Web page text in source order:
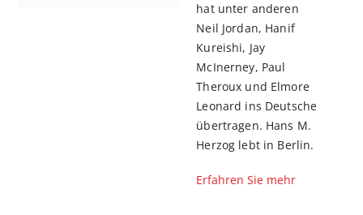
hat unter anderen
Neil Jordan, Hanif
Kureishi, Jay
McInerney, Paul
Theroux und Elmore
Leonard ins Deutsche
übertragen. Hans M.
Herzog lebt in Berlin.
Erfahren Sie mehr